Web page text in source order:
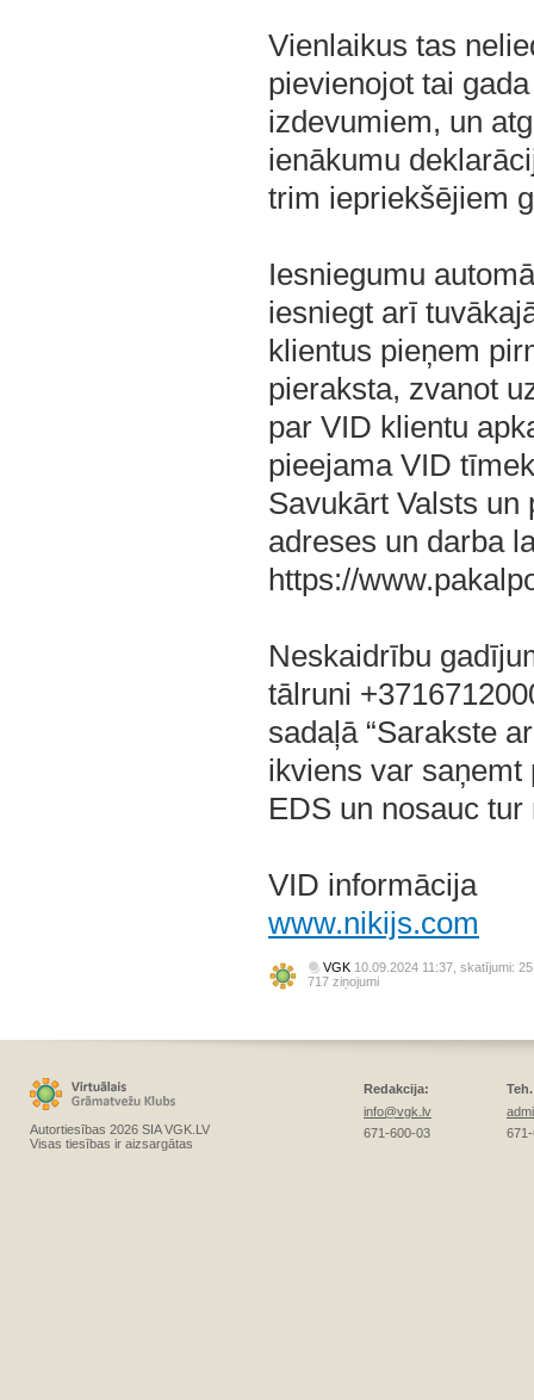
Vienlaikus tas
pievienojot tai
izdevumiem, un
ienākumu
trim iepriekšējiem
Iesniegumu
iesniegt arī
klientus pieņem
pieraksta, zvanot
par VID klientu
pieejama VID
Savukārt Valsts
adreses un darba
https://
Neskaidrību
tālruni
sadaļā “Sarakste
ikviens var
EDS un nosauc
VID informācija
www.nikijs.com
VGK 10.09.2024 11:37, skatījumi: 25
717 ziņojumi
Autortiesības 2026 SIA VGK.LV
Visas tiesības ir aizsargātas
Redakcija:
info@vgk.lv
671-600-03